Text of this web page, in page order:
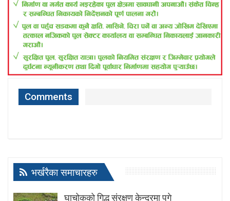
Comments
भर्खरैका समाचारहरु
घाचोकको गिद्ध संरक्षण केन्द्रमा पुगे